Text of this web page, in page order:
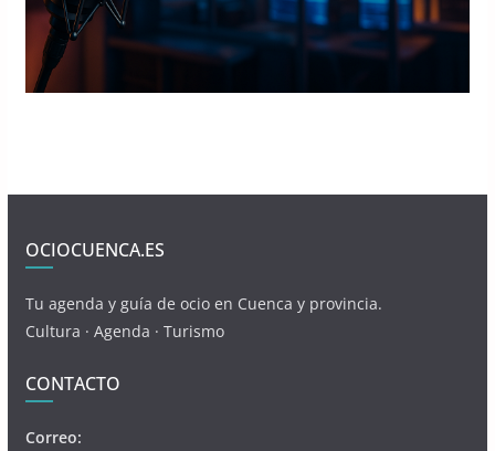
OCIOCUENCA.ES
Tu agenda y guía de ocio en Cuenca y provincia.
Cultura · Agenda · Turismo
CONTACTO
Correo: